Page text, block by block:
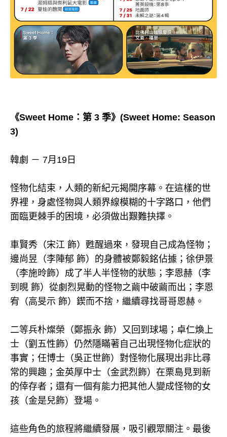
《Sweet Home：第 3 季》(Sweet Home: Season
3)
韓劇 － 7月19日
怪物化結束，人類的新紀元揭開序幕。在這樣的世
界裡，身處怪物與人類界線模糊的十字路口，他們
面臨更棘手的困境，必須做出艱難抉擇。
車賢秀（宋江 飾）甦醒過來，發現自己成為怪物；
邊尚昱（李陣郁 飾）的身體被鄭毅銘佔據；徐伊景
（李施昤飾）成了半人半怪物的狀態；李恩赫（李
到晛 飾）從劇烈晃動的怪物之繭中破繭而出；李恩
宥（高旻示 飾）鍥而不捨，繼續尋找哥哥恩赫。
二等兵朴燦榮（鄭振永 飾）又回到球場；卓仁煥上
士（劉五性飾）仍然隱瞞著自己出現怪物化症狀的
事實；任博士（吳正世飾）對怪物化展現出非比尋
常的興趣；金英厚中士（金武烈飾）在栗島見到新
的倖存者；還有一個有能力把其他人變成怪物的女
孩（金是兒飾）登場。
這些角色的旅程將繼續發展，吸引觀眾關注。最後